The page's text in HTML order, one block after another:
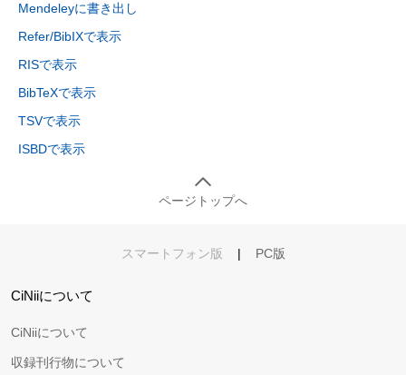
Mendeleyに書き出し
Refer/BibIXで表示
RISで表示
BibTeXで表示
TSVで表示
ISBDで表示
ページトップへ
スマートフォン版 | PC版
CiNiiについて
CiNiiについて
収録刊行物について